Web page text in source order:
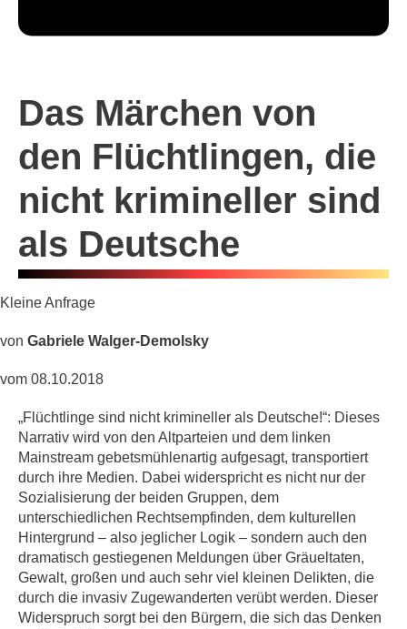
Das Märchen von
den Flüchtlingen, die
nicht krimineller sind
als Deutsche
Kleine Anfrage
von Gabriele Walger-Demolsky
vom 08.10.2018
„Flüchtlinge sind nicht krimineller als Deutsche!“: Dieses
Narrativ wird von den Altparteien und dem linken
Mainstream gebetsmühlenartig aufgesagt, transportiert
durch ihre Medien. Dabei widerspricht es nicht nur der
Sozialisierung der beiden Gruppen, dem
unterschiedlichen Rechtsempfinden, dem kulturellen
Hintergrund – also jeglicher Logik – sondern auch den
dramatisch gestiegenen Meldungen über Gräueltaten,
Gewalt, großen und auch sehr viel kleinen Delikten, die
durch die invasiv Zugewanderten verübt werden. Dieser
Widerspruch sorgt bei den Bürgern, die sich das Denken